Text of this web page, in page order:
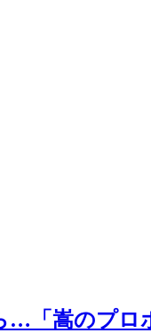
…「嵩のプ